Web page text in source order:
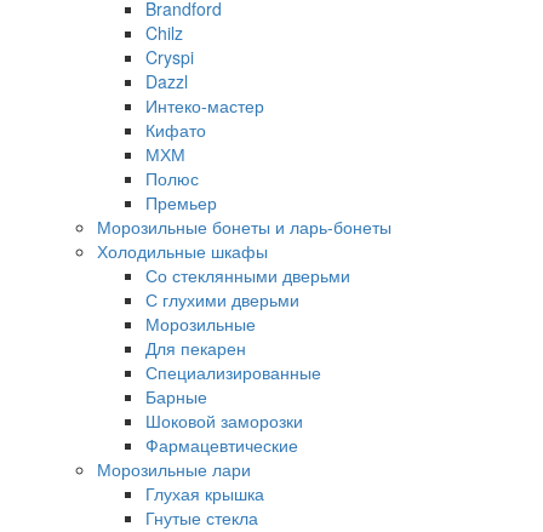
Brandford
Chilz
Cryspi
Dazzl
Интеко-мастер
Кифато
МХМ
Полюс
Премьер
Морозильные бонеты и ларь-бонеты
Холодильные шкафы
Со стеклянными дверьми
С глухими дверьми
Морозильные
Для пекарен
Специализированные
Барные
Шоковой заморозки
Фармацевтические
Морозильные лари
Глухая крышка
Гнутые стекла